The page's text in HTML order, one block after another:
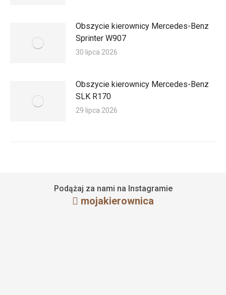
Obszycie kierownicy Mercedes-Benz
Sprinter W907
30 lipca 2026
Obszycie kierownicy Mercedes-Benz
SLK R170
29 lipca 2026
Podążaj za nami na Instagramie
mojakierownica